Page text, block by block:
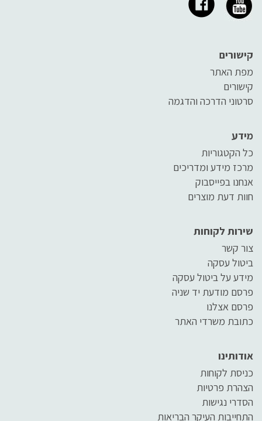
קישורים
מפת האתר
קישורים
סרטוני הדרכה והדגמה
מידע
כל הקטגוריות
מרכז מידע ומדריכים
אנחנו בפייסבוק
חוות דעת מוצרים
שירות לקוחות
צור קשר
ביטול עסקה
מידע על ביטול עסקה
פרסם מודעת יד שניה
פרסם אצלנו
כתובת משרדי האתר
אודותינו
כניסת לקוחות
הצהרת פרטיות
הסדרי נגישות
התחייבות העיקר הבריאות